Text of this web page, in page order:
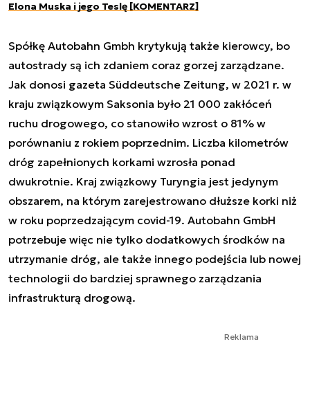
Elona Muska i jego Teslę [KOMENTARZ]
Spółkę Autobahn Gmbh krytykują także kierowcy, bo
autostrady są ich zdaniem coraz gorzej zarządzane.
Jak donosi gazeta Süddeutsche Zeitung, w 2021 r. w
kraju związkowym Saksonia było 21 000 zakłóceń
ruchu drogowego, co stanowiło wzrost o 81% w
porównaniu z rokiem poprzednim. Liczba kilometrów
dróg zapełnionych korkami wzrosła ponad
dwukrotnie. Kraj związkowy Turyngia jest jedynym
obszarem, na którym zarejestrowano dłuższe korki niż
w roku poprzedzającym covid-19. Autobahn GmbH
potrzebuje więc nie tylko dodatkowych środków na
utrzymanie dróg, ale także innego podejścia lub nowej
technologii do bardziej sprawnego zarządzania
infrastrukturą drogową.
Reklama